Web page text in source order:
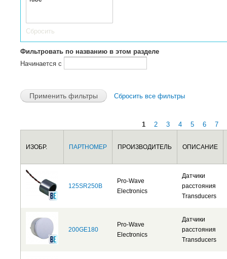
Сбросить
Фильтровать по названию в этом разделе
Начинается с
Сбросить все фильтры
Страницы
1 2 3 4 5 6 7
ИЗОБР. ПАРТНОМЕР ПРОИЗВОДИТЕЛЬ ОПИСАНИЕ
125SR250B
Pro-Wave
Electronics
Датчики
расстояния
Transducers
200GE180
Pro-Wave
Electronics
Датчики
расстояния
Transducers